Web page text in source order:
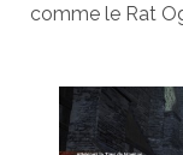
comme le Rat